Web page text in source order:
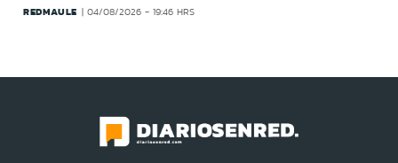
REDMAULE 04/08/2026 - 19:46 HRS